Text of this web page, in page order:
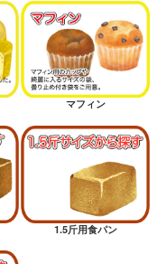
マフィン
1.5斤用食パン